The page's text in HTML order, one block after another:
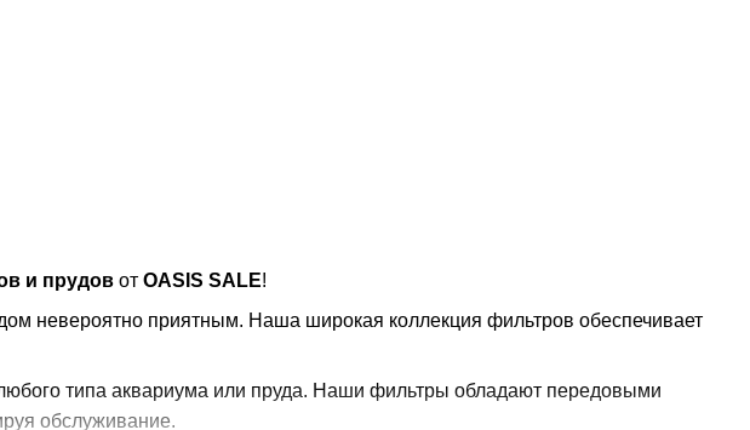
и прудов от OASIS SALE!
невероятно приятным. Наша широкая коллекция фильтров обеспечивает
типа аквариума или пруда. Наши фильтры обладают передовыми
обслуживание.